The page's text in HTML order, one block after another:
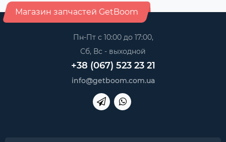
Магазин запчастей GetBoom
Пн-Пт с 10:00 до 17:00,
Сб, Вс - выходной
+38 (067) 523 23 21
info@getboom.com.ua